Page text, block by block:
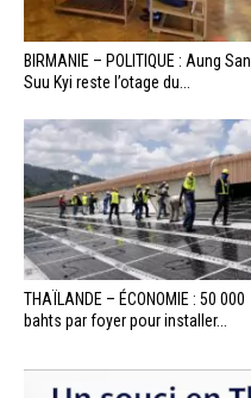
BIRMANIE – POLITIQUE : Aung San
Suu Kyi reste l’otage du...
THAÏLANDE – ÉCONOMIE : 50 000
bahts par foyer pour installer...